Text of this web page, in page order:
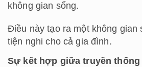
không gian sống.
Điều này tạo ra một không gian
tiện nghi cho cả gia đình.
Sự kết hợp giữa truyền thống